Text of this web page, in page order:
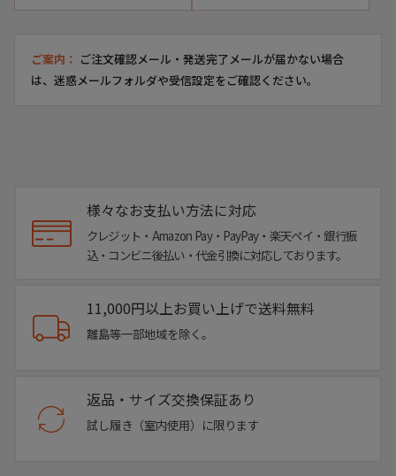
ラウン』
見た目だけでなくシルエットから履き心地まで、拘り尽くされたブラ
▼ブランド
▼品番
▼色
ご案内： ご注文確認メール・発送完了メールが届かない場合
は、迷惑メールフォルダや受信設定をご確認ください。
様々なお支払い方法に対応
クレジット・Amazon Pay・PayPay・楽天ペイ・銀行振
込・コンビニ後払い・代金引換に対応しております。
11,000円以上お買い上げで送料無料
離島等一部地域を除く。
返品・サイズ交換保証あり
試し履き（室内使用）に限ります